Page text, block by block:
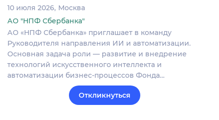
10 июля 2026 Москва
АО "НПФ Сбербанка"
АО «НПФ Сбербанка» приглашает в команду
Руководителя направления ИИ и автоматизации.
Основная задача роли — развитие и внедрение
технологий искусственного интеллекта и
автоматизации бизнес-процессов Фонда…
Откликнуться